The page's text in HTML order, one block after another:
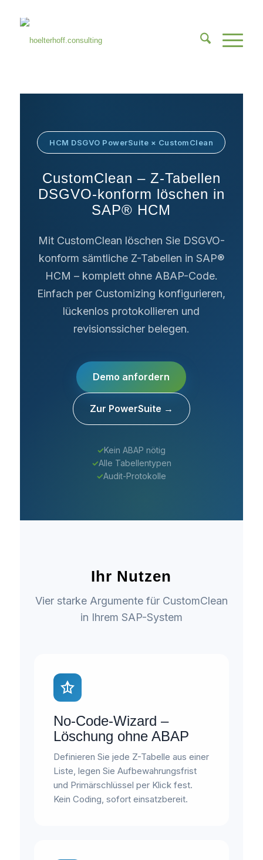
HCM DSGVO PowerSuite × CustomClean
CustomClean – Z-Tabellen
DSGVO-konform löschen in
SAP® HCM
Mit CustomClean löschen Sie DSGVO-
konform sämtliche Z-Tabellen in SAP®
HCM – komplett ohne ABAP-Code.
Einfach per Customizing konfigurieren,
lückenlos protokollieren und
revisionssicher belegen.
Demo anfordern
Zur PowerSuite →
✓Kein ABAP nötig
✓Alle Tabellentypen
✓Audit-Protokolle
Ihr Nutzen
Vier starke Argumente für CustomClean
in Ihrem SAP-System
No-Code-Wizard –
Löschung ohne ABAP
Definieren Sie jede Z-Tabelle aus einer
Liste, legen Sie Aufbewahrungsfrist
und Primärschlüssel per Klick fest.
Kein Coding, sofort einsatzbereit.